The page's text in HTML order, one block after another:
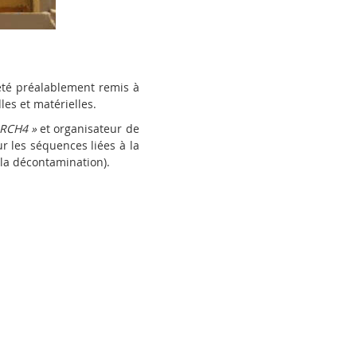
préalablement remis à
et matérielles.
»et organisateur de
les séquences liées à la
décontamination).